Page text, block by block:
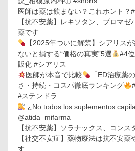
医師は薬は飲まない？これホント？
【抗不安薬】レキソタン、ブロマ
薬です
【2025年ついに解禁】シアリス
ないと損する“価格の真実”5選
#4
販化 #シアリス
医師が本音で比較
「ED治療薬
さ・持続・コスパ徹底ランキング
#ステンドラ
¿No todos los suplementos
@atida_mifarma
【抗不安薬】ソラナックス、コン
【社交不安症】薬物療法は抗不安薬
す